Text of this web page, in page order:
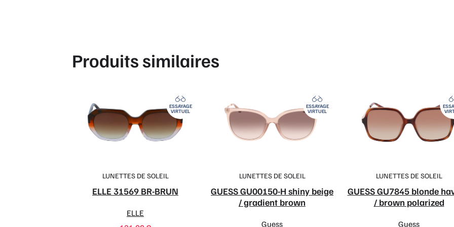
Produits similaires
LUNETTES DE SOLEIL
ELLE 31569 BR-BRUN
ELLE
ESSAYAGE
VIRTUEL
LUNETTES DE SOLEIL
GUESS GU00150-H shiny beige
/ gradient brown
Guess
ESSAYAGE
VIRTUEL
LUNETTES DE SOLEIL
GUESS GU7845 blonde
/ brown polarized
Guess